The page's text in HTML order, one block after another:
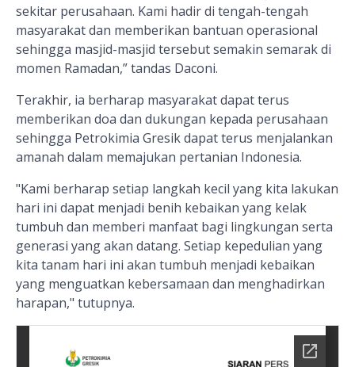
sekitar perusahaan. Kami hadir di tengah-tengah
masyarakat dan memberikan bantuan operasional
sehingga masjid-masjid tersebut semakin semarak di
momen Ramadan,” tandas Daconi.
Terakhir, ia berharap masyarakat dapat terus
memberikan doa dan dukungan kepada perusahaan
sehingga Petrokimia Gresik dapat terus menjalankan
amanah dalam memajukan pertanian Indonesia.
"Kami berharap setiap langkah kecil yang kita lakukan
hari ini dapat menjadi benih kebaikan yang kelak
tumbuh dan memberi manfaat bagi lingkungan serta
generasi yang akan datang. Setiap kepedulian yang
kita tanam hari ini akan tumbuh menjadi kebaikan
yang menguatkan kebersamaan dan menghadirkan
harapan," tutupnya.